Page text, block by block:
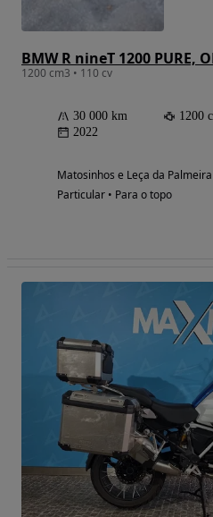
BMW R nineT 1200 PURE,
1200 cm3 • 110 cv
30 000 km 1200
2022
Matosinhos e Leça da
Particular • Para o topo